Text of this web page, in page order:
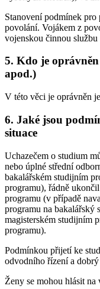
Stanovení podmínek
povolání. Vojákem z
vojenskou činnou
5. Kdo je
apod.)
V této věci je oprávněn
6. Jaké jsou
situace
Uchazečem o studium
nebo úplné střední
bakalářském studijním
programu), řádně
programu (v případě
programu na bakalářský
magisterském studijním
programu).
Podmínkou přijetí ke
odvodního řízení a
Ženy se mohou hlásit na